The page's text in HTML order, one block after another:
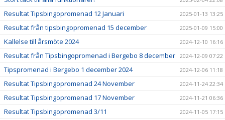
Resultat Tipsbingopromenad 12 Januari 2025-01-13 13:25
Resultat från tipsbingopromenad 15 december 2025-01-09 15:00
Kallelse till årsmöte 2024 2024-12-10 16:16
Resultat från Tipsbingopromenad i Bergebo 8 december 2024-12-09 07:22
Tipspromenad i Bergebo 1 december 2024 2024-12-06 11:18
Resultat Tipsbingopromenad 24 November 2024-11-24 22:34
Resultat Tipsbingopromenad 17 November 2024-11-21 06:36
Resultat Tipsbingopromenad 3/11 2024-11-05 17:15